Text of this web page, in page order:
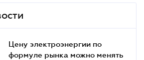
Цену электроэнергии по
формуле рынка можно менять